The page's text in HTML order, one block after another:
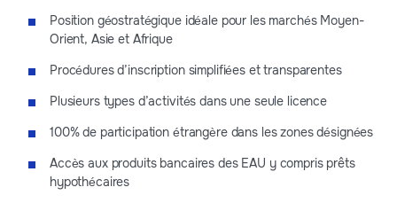
Position géostratégique idéale pour les marchés Moyen-
Orient, Asie et Afrique
Procédures d’inscription simplifiées et transparentes
Plusieurs types d’activités dans une seule licence
100% de participation étrangère dans les zones désignées
Accès aux produits bancaires des EAU y compris prêts
hypothécaires